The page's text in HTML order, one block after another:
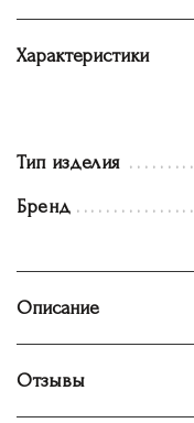
Характеристики
Тип изделия
Бренд
Описание
Отзывы